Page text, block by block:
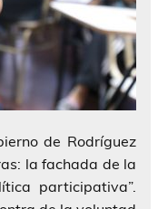
de Rodríguez
la fachada de la
participativa”.